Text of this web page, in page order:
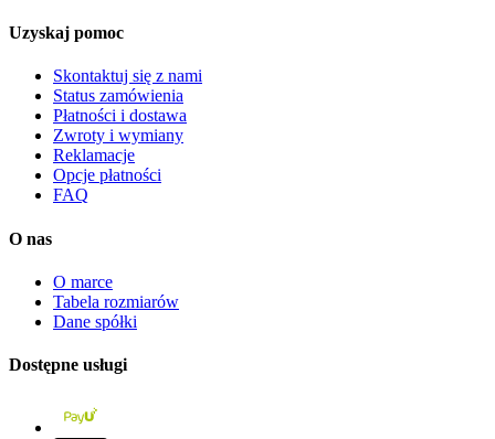
Uzyskaj pomoc
Skontaktuj się z nami
Status zamówienia
Płatności i dostawa
Zwroty i wymiany
Reklamacje
Opcje płatności
FAQ
O nas
O marce
Tabela rozmiarów
Dane spółki
Dostępne usługi